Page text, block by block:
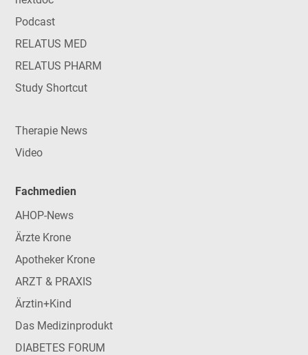
Podcast
RELATUS MED
RELATUS PHARM
Study Shortcut
Therapie News
Video
Fachmedien
AHOP-News
Ärzte Krone
Apotheker Krone
ARZT & PRAXIS
Ärztin+Kind
Das Medizinprodukt
DIABETES FORUM